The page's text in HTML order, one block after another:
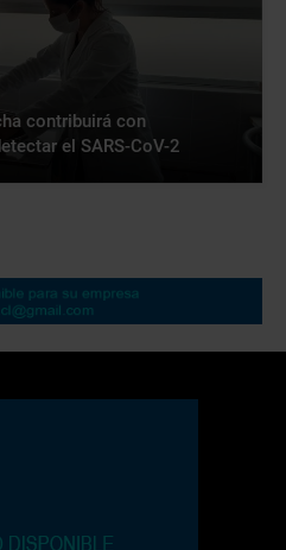
contribuirá con
el SARS-CoV-2